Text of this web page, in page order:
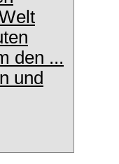
den ...
und